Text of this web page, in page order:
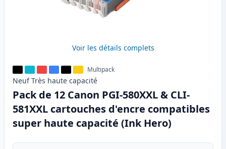
Voir les détails complets
Multipack
Neuf Très haute capacité
Pack de 12 Canon PGI-580XXL & CLI-
581XXL cartouches d'encre compatibles
super haute capacité (Ink Hero)